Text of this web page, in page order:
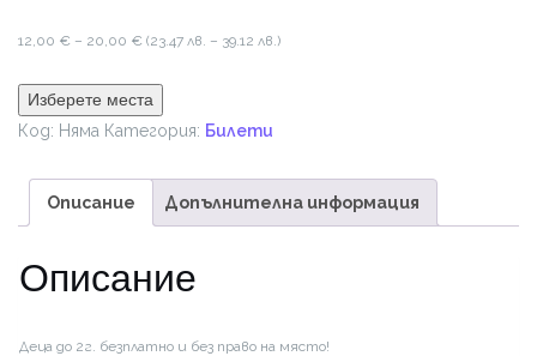
12,00 € – 20,00 € Price
12,00 €
through
(23.47 лв. – 39.12 лв.)
Изберете места
Код: Няма Категория: Билети
Описание Допълнителна информация
Описание
Деца до 2г. безплатно и без право на място!